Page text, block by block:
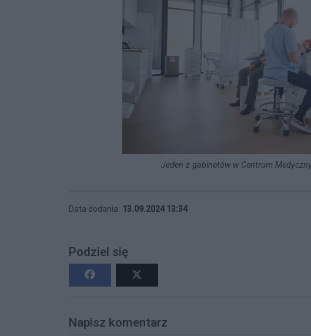
Jeden z gabinetów w Centrum
Data dodania: 13.09.2024 13:34
Podziel się
Napisz komentarz